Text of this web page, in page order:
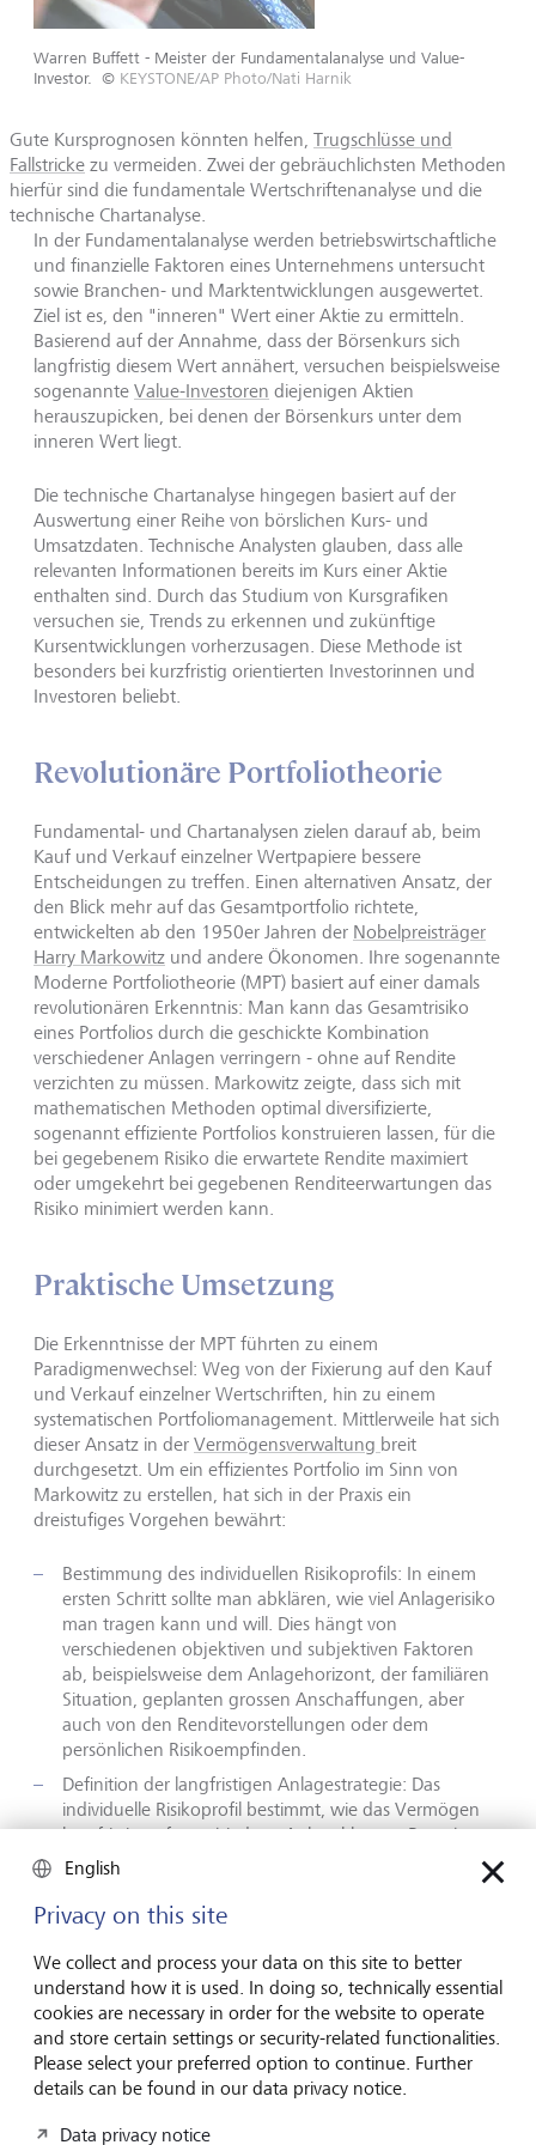
Warren Buffett - Meister der Fundamentalanalyse und Value-
Investor.
© KEYSTONE/AP Photo/Nati Harnik
Gute Kursprognosen könnten helfen, Trugschlüsse und
Fallstricke zu vermeiden. Zwei der gebräuchlichsten Methoden
hierfür sind die fundamentale Wertschriftenanalyse und die
technische Chartanalyse.
In der Fundamentalanalyse werden betriebswirtschaftliche
und finanzielle Faktoren eines Unternehmens untersucht
sowie Branchen- und Marktentwicklungen ausgewertet.
Ziel ist es, den "inneren" Wert einer Aktie zu ermitteln.
Basierend auf der Annahme, dass der Börsenkurs sich
langfristig diesem Wert annähert, versuchen beispielsweise
sogenannte Value-Investoren diejenigen Aktien
herauszupicken, bei denen der Börsenkurs unter dem
inneren Wert liegt.
Die technische Chartanalyse hingegen basiert auf der
Auswertung einer Reihe von börslichen Kurs- und
Umsatzdaten. Technische Analysten glauben, dass alle
relevanten Informationen bereits im Kurs einer Aktie
enthalten sind. Durch das Studium von Kursgrafiken
versuchen sie, Trends zu erkennen und zukünftige
Kursentwicklungen vorherzusagen. Diese Methode ist
besonders bei kurzfristig orientierten Investorinnen und
Investoren beliebt.
Revolutionäre Portfoliotheorie
Fundamental- und Chartanalysen zielen darauf ab, beim
Kauf und Verkauf einzelner Wertpapiere bessere
Entscheidungen zu treffen. Einen alternativen Ansatz, der
den Blick mehr auf das Gesamtportfolio richtete,
entwickelten ab den 1950er Jahren der Nobelpreisträger
Harry Markowitz und andere Ökonomen. Ihre sogenannte
Moderne Portfoliotheorie (MPT) basiert auf einer damals
revolutionären Erkenntnis: Man kann das Gesamtrisiko
eines Portfolios durch die geschickte Kombination
verschiedener Anlagen verringern - ohne auf Rendite
verzichten zu müssen. Markowitz zeigte, dass sich mit
mathematischen Methoden optimal diversifizierte,
sogenannt effiziente Portfolios konstruieren lassen, für die
bei gegebenem Risiko die erwartete Rendite maximiert
oder umgekehrt bei gegebenen Renditeerwartungen das
Risiko minimiert werden kann.
Praktische Umsetzung
Die Erkenntnisse der MPT führten zu einem
Paradigmenwechsel: Weg von der Fixierung auf den Kauf
und Verkauf einzelner Wertschriften, hin zu einem
systematischen Portfoliomanagement. Mittlerweile hat sich
dieser Ansatz in der Vermögensverwaltung breit
durchgesetzt. Um ein effizientes Portfolio im Sinn von
Markowitz zu erstellen, hat sich in der Praxis ein
dreistufiges Vorgehen bewährt:
Bestimmung des individuellen Risikoprofils: In einem
ersten Schritt sollte man abklären, wie viel Anlagerisiko
man tragen kann und will. Dies hängt von
verschiedenen objektiven und subjektiven Faktoren
ab, beispielsweise dem Anlagehorizont, der familiären
Situation, geplanten grossen Anschaffungen, aber
auch von den Renditevorstellungen oder dem
persönlichen Risikoempfinden.
Definition der langfristigen Anlagestrategie: Das
individuelle Risikoprofil bestimmt, wie das Vermögen
langfristig auf verschiedene Anlageklassen, Branchen,
Regionen und Länder aufgeteilt werden soll.
Verschiedene Studien haben gezeigt, dass diese
Aufteilung - auch Anlagestrategie oder Asset Allocation
genannt - rund 70 bis 80 % des langfristigen
Anlageerfolgs ausmacht. Dabei gilt: Je mehr Risiken
man tragen kann und will, desto höher kann der Anteil
von schwankungsanfälligen Anlagen sein, die höhere
Renditen versprechen.
Konstruktion eines effizienten Portfolios: Für die
konkrete Umsetzung der Strategie steht eine riesige
English
Privacy on this site
We collect and process your data on this site to better
understand how it is used. In doing so, technically essential
cookies are necessary in order for the website to operate
and store certain settings or security-related functionalities.
Please select your preferred option to continue. Further
details can be found in our data privacy notice.
Data privacy notice